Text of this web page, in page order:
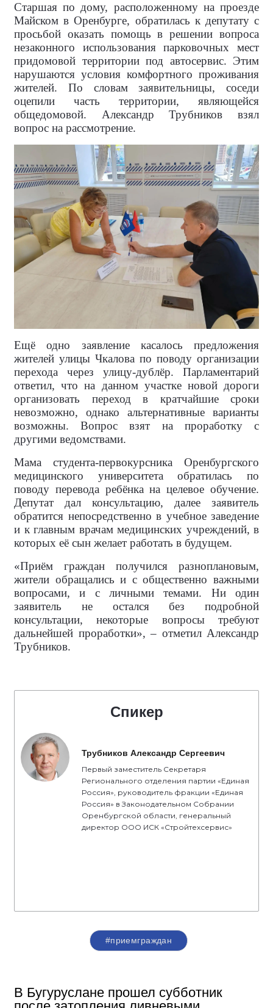
Старшая по дому, расположенному на проезде
Майском в Оренбурге, обратилась к депутату с
просьбой оказать помощь в решении вопроса
незаконного использования парковочных мест
придомовой территории под автосервис. Этим
нарушаются условия комфортного проживания
жителей. По словам заявительницы, соседи
оцепили часть территории, являющейся
общедомовой. Александр Трубников взял
вопрос на рассмотрение.
Ещё одно заявление касалось предложения
жителей улицы Чкалова по поводу организации
перехода через улицу-дублёр. Парламентарий
ответил, что на данном участке новой дороги
организовать переход в кратчайшие сроки
невозможно, однако альтернативные варианты
возможны. Вопрос взят на проработку с
другими ведомствами.
Мама студента-первокурсника Оренбургского
медицинского университета обратилась по
поводу перевода ребёнка на целевое обучение.
Депутат дал консультацию, далее заявитель
обратится непосредственно в учебное заведение
и к главным врачам медицинских учреждений, в
которых её сын желает работать в будущем.
«Приём граждан получился разноплановым,
жители обращались и с общественно важными
вопросами, и с личными темами. Ни один
заявитель не остался без подробной
консультации, некоторые вопросы требуют
дальнейшей проработки», – отметил Александр
Трубников.
Спикер
Трубников Александр Сергеевич
Первый заместитель Секретаря
Регионального отделения партии «Единая
Россия», руководитель фракции «Единая
Россия» в Законодательном Собрании
Оренбургской области, генеральный
директор ООО ИСК «Стройтехсервис»
#приемграждан
В Бугуруслане прошел субботник